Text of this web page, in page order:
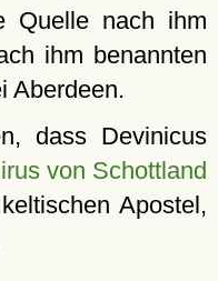
Quelle nach ihm
ihm benannten
Aberdeen.
dass Devinicus
von Schottland
Apostel,